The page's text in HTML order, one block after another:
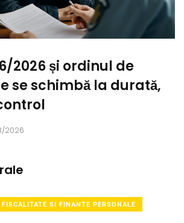
2026 și ordinul de
se schimbă la durată,
2026
FISCALITATE SI FINANTE PERSONALE